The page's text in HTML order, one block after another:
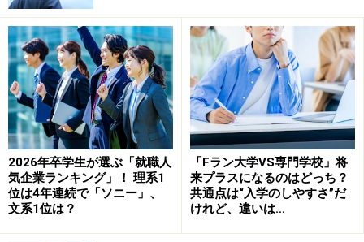
【手順1】「やりたいこと」を明確にする。
肝心要（かなめ）のこの作業。腰を据えてじっくりと取
り掛かろう。
さて、「やりたいこと」であるが、これには制限など無
い。君の自由だ。とは言っても、インターネットで検索
する時に「検索ワード」が必要なように、「やりたいこ
2026年卒学生が選ぶ「就職人
気企業ランキング」！ 理系1
位は4年連続で「ソニー」、
文系1位は？
「Fラン大学VS専門学校」将
来プラスになるのはどっち？
共通点は“入学のしやすさ”だ
けれど、違いは…